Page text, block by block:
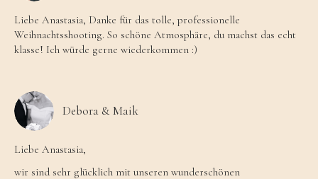
Liebe Anastasia, Danke für das tolle, professionelle
Weihnachtsshooting. So schöne Atmosphäre, du machst das echt
klasse! Ich würde gerne wiederkommen :)
Debora & Maik
Liebe Anastasia,
wir sind sehr glücklich mit unseren wunderschönen